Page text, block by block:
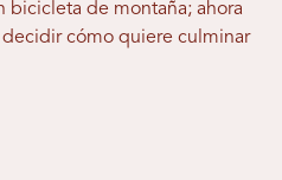
bicicleta de montaña; ahora
cómo quiere culminar